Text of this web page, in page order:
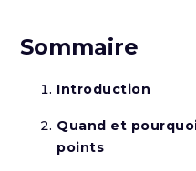
Sommaire
Introduction
Quand et
points